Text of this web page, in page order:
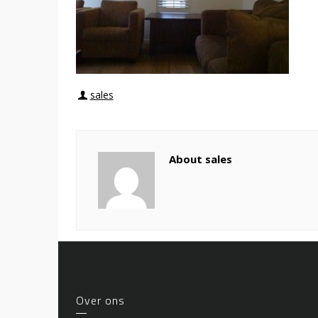
sales
About sales
Over ons